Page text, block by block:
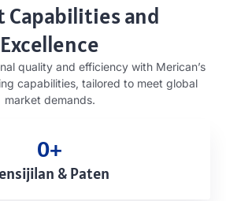
Capabilities and
Excellence
quality and efficiency with Merican’s
capabilities, tailored to meet global
market demands.
& Paten
0+